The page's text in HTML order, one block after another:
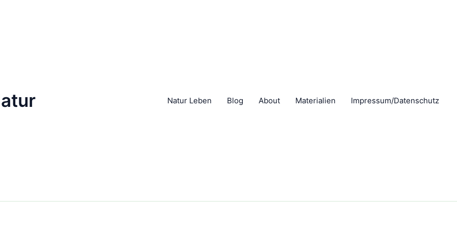
Natur Leben Blog About Materialien Impressum/Datenschutz